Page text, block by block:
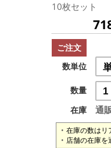
10枚セット
ご注文
数単位
数量
在庫
通
在庫の数はリ
店舗の在庫を